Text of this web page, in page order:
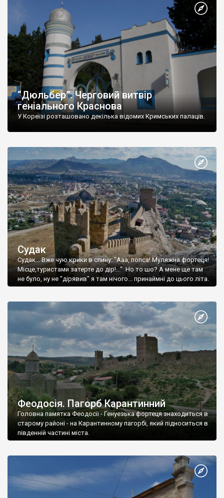
“Дюльбер”. Черговий витвір
геніального Краснова
У Кореїзі розташовано декілька відомих Кримських палаців.
Судак
Судак... Вже чую крики в спину: "Ааа, попса! Муляжна фортеця!
Місце,туристами затерте до дір!..." Но то шо? А мене ще там
не було, ну не "дірявив" я там нічого... принаймні до цього літа.
Феодосія. Пагорб Карантинний
Головна памятка Феодосії - Генуезька фортеця знаходиться в
старому районі - на Карантинному пагорбі, який підноситься в
південній частині міста.